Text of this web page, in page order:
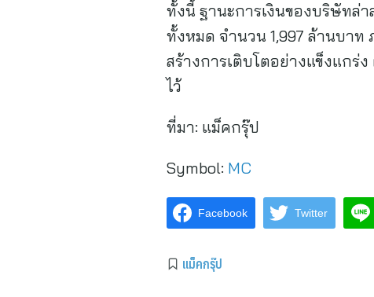
ทั้งนี้ ฐานะการเงินของบริษัทล่
ทั้งหมด จำนวน 1,997 ล้านบา
สร้างการเติบโตอย่างแข็งแกร่
ไว้
ที่มา: แม็คกรุ๊ป
Symbol: MC
Facebook Twitter
แม็คกรุ๊ป